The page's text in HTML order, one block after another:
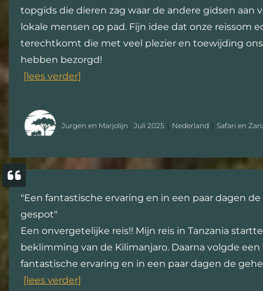
topgids die dieren zag waar de andere gidsen aan
lokale mensen op pad. Fijn idee dat onze reissom
terechtkomt die met veel plezier en toewijding ons
hebben bezorgd!
[lees verder]
Jurgen en Marjolijn Juli 2025 Nederland Safari en
"Een fantastische ervaring en in een paar dagen
gespot"
Een onvergetelijke reis!! Mijn reis in Tanzania
beklimming van de Kilimanjaro. Daarna volgde een
fantastische ervaring en in een paar dagen de
[lees verder]